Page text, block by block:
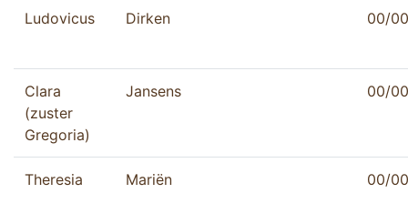
Ludovicus Dirken 00/
Clara
(zuster
Gregoria)
Jansens 00/
Theresia Mariën 00/